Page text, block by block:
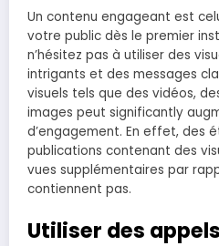
Un contenu engageant est
votre public dès le premier
n’hésitez pas à utiliser des
intrigants et des messages
visuels tels que des vidéos,
images peut significantly
d’engagement. En effet, des
publications contenant des
vues supplémentaires par
contiennent pas.
Utiliser des